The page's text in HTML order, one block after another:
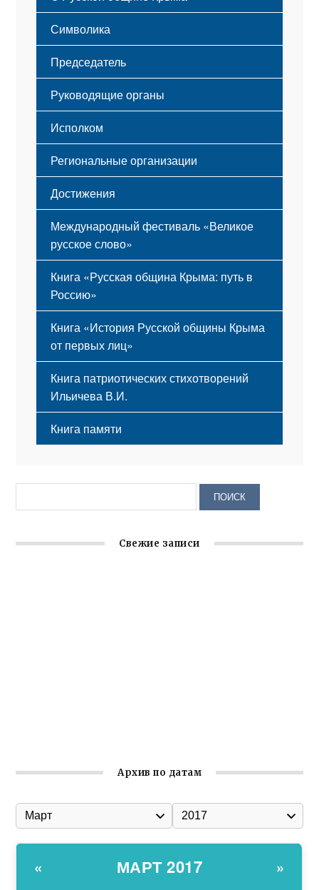
Этапы становления
Принципы деятельности
Структура
Мероприятия
Символика
Флаг
Герб
Гимн
Председатель
Руководящие органы
Исполком
Региональные организации
Достижения
Международный фестиваль «Великое
русское слово»
Книга «Русская община Крыма: путь в
Россию»
Книга «История Русской общины Крыма
от первых лиц»
Книга патриотических стихотворений
Ильичева В.И.
Книга памяти
Свежие записи
Архив по датам
« МАРТ 2017 »